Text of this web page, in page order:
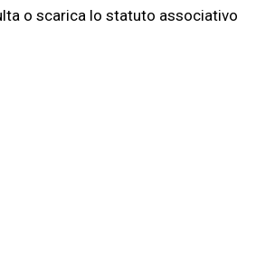
o scarica lo statuto associativo